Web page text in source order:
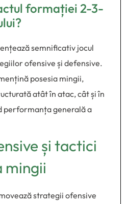
formației 2-3-
semnificativ jocul
ofensive și defensive.
posesia mingii,
atât în atac, cât și în
performanța generală a
și tactici
mingii
strategii ofensive